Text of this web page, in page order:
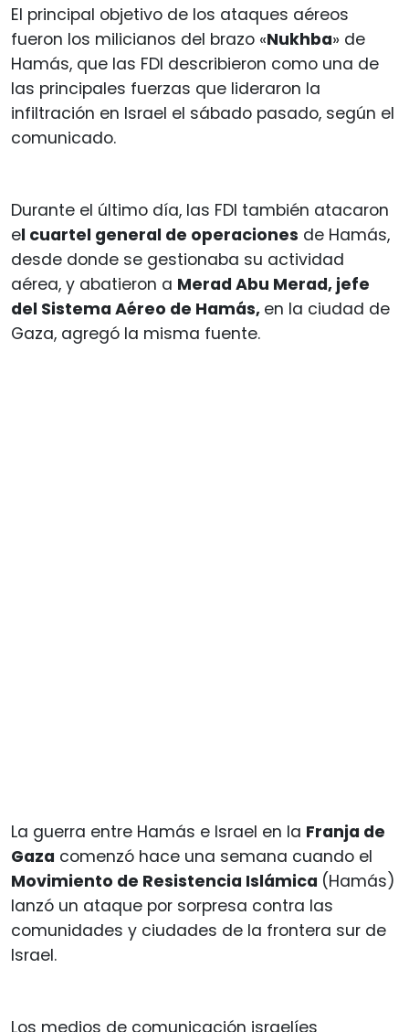
El principal objetivo de los ataques aéreos
fueron los milicianos del brazo «Nukhba» de
Hamás, que las FDI describieron como una de
las principales fuerzas que lideraron la
infiltración en Israel el sábado pasado, según el
comunicado.
Durante el último día, las FDI también atacaron
el cuartel general de operaciones de Hamás,
desde donde se gestionaba su actividad
aérea, y abatieron a Merad Abu Merad, jefe
del Sistema Aéreo de Hamás, en la ciudad de
Gaza, agregó la misma fuente.
La guerra entre Hamás e Israel en la Franja de
Gaza comenzó hace una semana cuando el
Movimiento de Resistencia Islámica (Hamás)
lanzó un ataque por sorpresa contra las
comunidades y ciudades de la frontera sur de
Israel.
Los medios de comunicación israelíes